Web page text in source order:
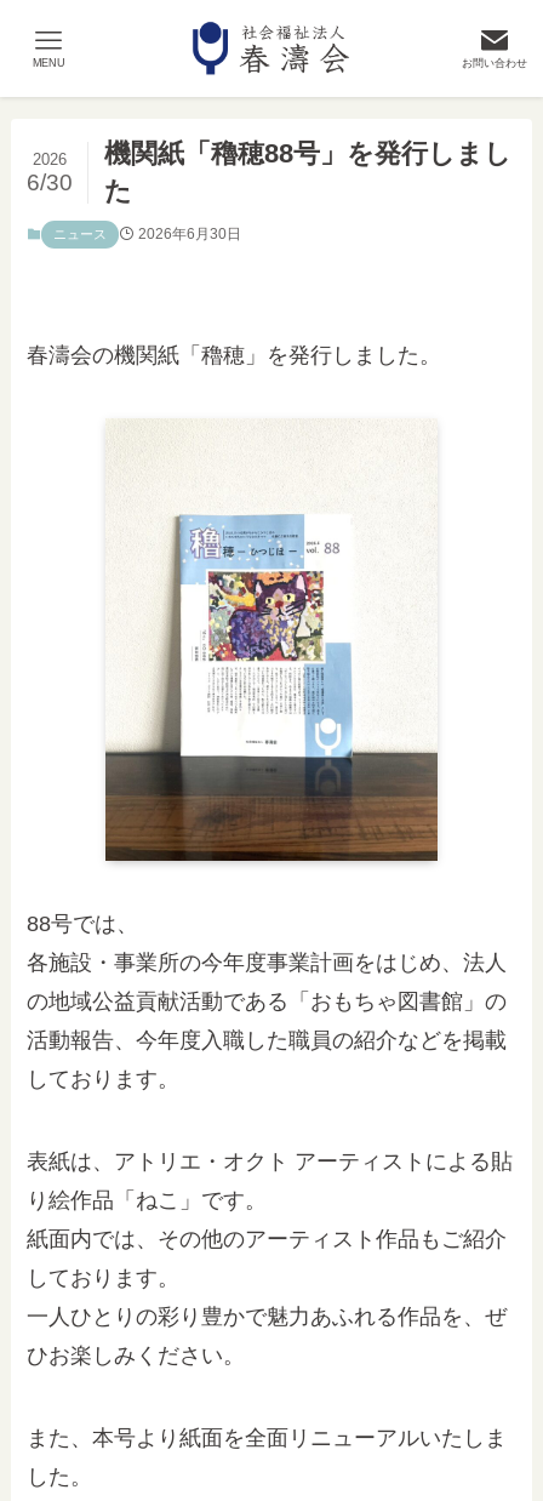
お問い合わせ
MENU
機関紙「穭穂88号」を発行しまし
た
2026
6/30
ニュース 2026年6月30日
春濤会の機関紙「穭穂」を発行しました。
88号では、
各施設・事業所の今年度事業計画をはじめ、法人
の地域公益貢献活動である「おもちゃ図書館」の
活動報告、今年度入職した職員の紹介などを掲載
しております。
表紙は、アトリエ・オクト アーティストによる貼
り絵作品「ねこ」です。
紙面内では、その他のアーティスト作品もご紹介
しております。
一人ひとりの彩り豊かで魅力あふれる作品を、ぜ
ひお楽しみください。
また、本号より紙面を全面リニューアルいたしま
した。